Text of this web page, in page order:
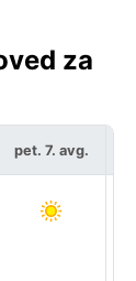
za
pet. 7. avg.